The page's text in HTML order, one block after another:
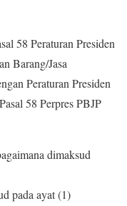
58 Peraturan Presiden
Barang/Jasa
Peraturan Presiden
58 Perpres PBJP
dimaksud
pada ayat (1)